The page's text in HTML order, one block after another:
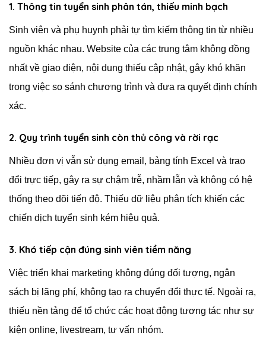
1. Thông tin tuyển sinh phân tán, thiếu minh bạch
Sinh viên và phụ huynh phải tự tìm kiếm thông tin từ nhiều
nguồn khác nhau. Website của các trung tâm không đồng
nhất về giao diện, nội dung thiếu cập nhật, gây khó khăn
trong việc so sánh chương trình và đưa ra quyết định chính
xác.
2. Quy trình tuyển sinh còn thủ công và rời rạc
Nhiều đơn vị vẫn sử dụng email, bảng tính Excel và trao
đổi trực tiếp, gây ra sự chậm trễ, nhầm lẫn và không có hệ
thống theo dõi tiến độ. Thiếu dữ liệu phân tích khiến các
chiến dịch tuyển sinh kém hiệu quả.
3. Khó tiếp cận đúng sinh viên tiềm năng
Việc triển khai marketing không đúng đối tượng, ngân
sách bị lãng phí, không tạo ra chuyển đổi thực tế. Ngoài ra,
thiếu nền tảng để tổ chức các hoạt động tương tác như sự
kiện online, livestream, tư vấn nhóm.